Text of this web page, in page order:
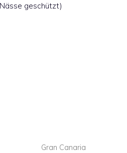
geschützt)
Gran Canaria